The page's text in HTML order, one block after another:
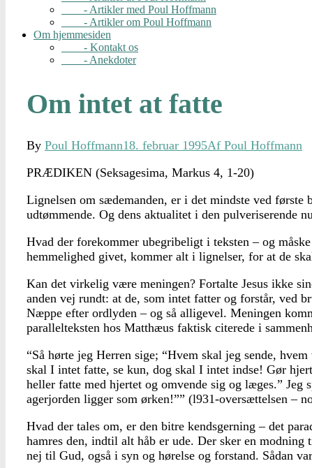
- Artikler med Poul Hoffmann
- Artikler om Poul Hoffmann
Om hjemmesiden
- Kontakt os
- Anekdoter
Om intet at fatte
By Poul Hoffmann18. februar 1995Af Poul Hoffmann
PRÆDIKEN (Seksagesima, Markus 4, 1-20)
Lignelsen om sædemanden, er i det mindste ved
udtømmende. Og dens aktualitet i den pulveriserende
Hvad der forekommer ubegribeligt i teksten – og
hemmelighed givet, kommer alt i lignelser, for at de
Kan det virkelig være meningen? Fortalte Jesus ikke
anden vej rundt: at de, som intet fatter og forstår, ved
Næppe efter ordlyden – og så alligevel. Meningen
parallelteksten hos Matthæus faktisk citerede i
“Så hørte jeg Herren sige; “Hvem skal jeg sende,
skal I intet fatte, se kun, dog skal I intet indse! Gør
heller fatte med hjertet og omvende sig og læges.” Jeg
agerjorden ligger som ørken!”” (l931-oversættelsen –
Hvad der tales om, er den bitre kendsgerning – det
hamres den, indtil alt håb er ude. Der sker en
nej til Gud, også i syn og hørelse og forstand. Sådan